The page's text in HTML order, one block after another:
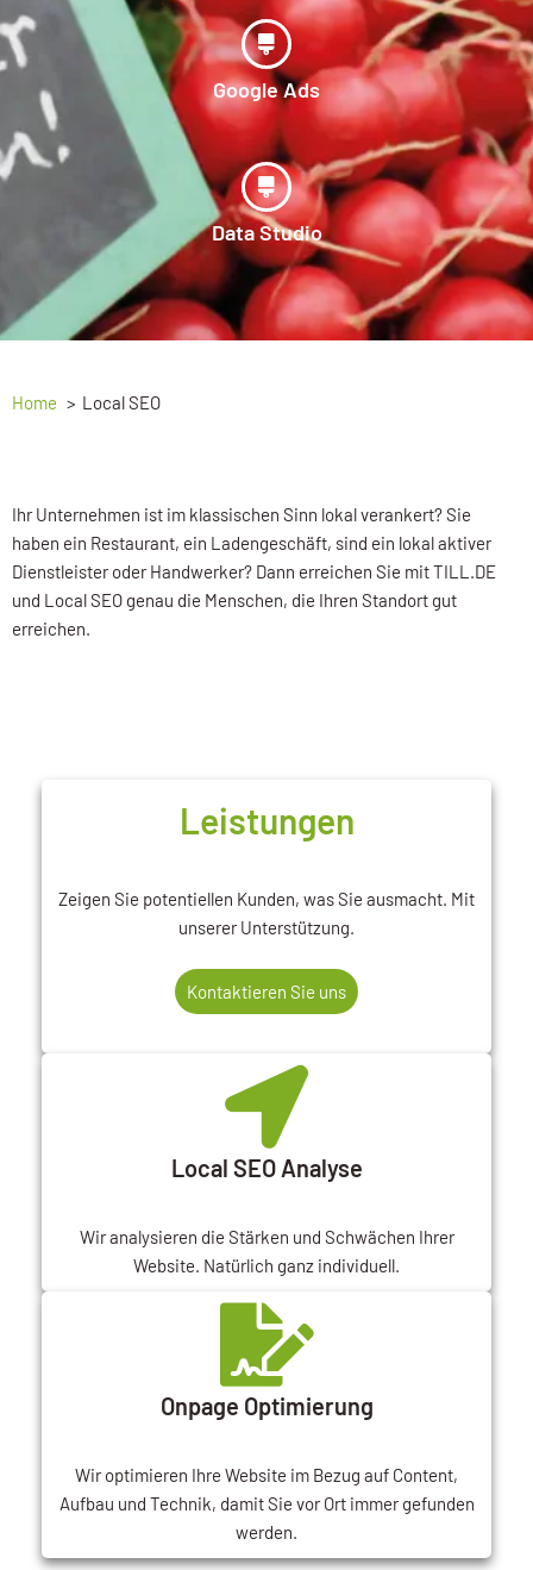
Google Ads
Data Studio
Home Local SEO
Ihr Unternehmen ist im klassischen Sinn lokal verankert? Sie
haben ein Restaurant, ein Ladengeschäft, sind ein lokal aktiver
Dienstleister oder Handwerker? Dann erreichen Sie mit TILL.DE
und Local SEO genau die Menschen, die Ihren Standort gut
erreichen.
Leistungen
Zeigen Sie potentiellen Kunden, was Sie ausmacht. Mit
unserer Unterstützung.
Kontaktieren Sie uns
Local SEO Analyse
Wir analysieren die Stärken und Schwächen Ihrer
Website. Natürlich ganz individuell.
Onpage Optimierung
Wir optimieren Ihre Website im Bezug auf Content,
Aufbau und Technik, damit Sie vor Ort immer gefunden
werden.